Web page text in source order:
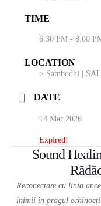
TIME
6:30 PM - 8:00
LOCATION
> Sambodhi |
DATE
14 Mar 2026
Expired!
Sound
Reconectare cu linia
inimii în pragul